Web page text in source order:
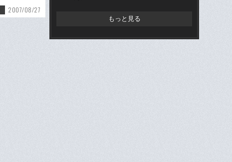
2007/08/27
もっと見る